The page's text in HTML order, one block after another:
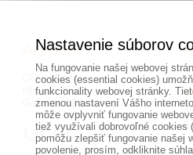
Adresa
OD - Mladosť
Hlavná 951
Galanta 924 01
Nastavenie súborov
Na fungovanie našej webovej
cookies (essential cookies)
funkcionality webovej stránky.
zmenou nastavení Vášho
môže ovplyvniť fungovanie
tiež využívali dobrovoľné cookies
pomôžu zlepšiť fungovanie našej
povolenie, prosím, odkliknite